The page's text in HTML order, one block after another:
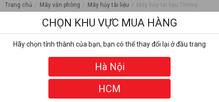
Trang chủ / Máy văn phòng / Máy hủy tài liệu / Máy hủy tài liệu Timmy
CHỌN KHU VỰC MUA HÀNG
Hãy chọn tỉnh thành của bạn, bạn có thể thay đổi lại ở đầu trang
Hà Nội
HCM